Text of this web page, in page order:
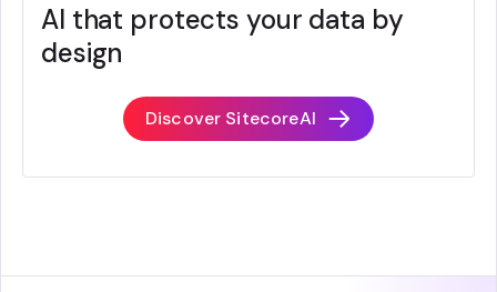
AI that protects your data by
design
Discover SitecoreAI